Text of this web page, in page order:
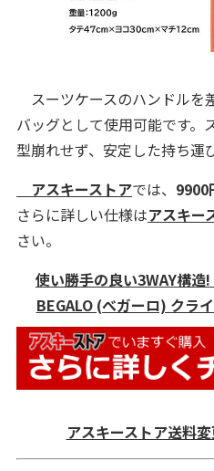
スーツケースのハンドルを
バッグとして使用可能です。
型崩れせず、安定した持ち運
アスキーストアでは、 9900
さらに詳しい仕様はアスキー
さい。
使い勝手の良い3WAY構
BEGALO (べガーロ) クラ
アスキーストア送料